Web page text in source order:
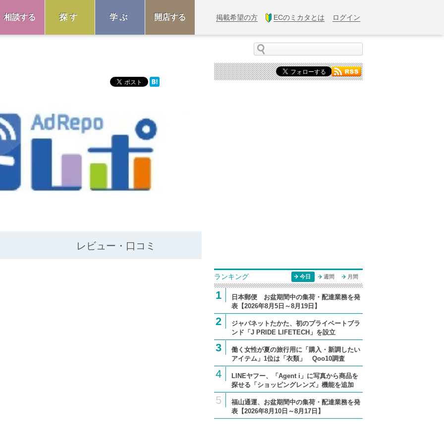
相談する 探す 学ぶ 開店する 掲載希望の方 ECのミカタとは ログイン
レビュー・口コミ
ランキング 今日 週間 月間
1
日本郵便 お盆期間中の集荷・配達業務を発
表【2026年8月5日～8月19日】
2
ジャパネットたかた、初のプライベートブラ
ンド「J PRIDE LIFETECH」を設立
3
働く女性が夏の旅行用に「購入・新調したい
アイテム」1位は「衣類」 Qoo10調査
4
LINEヤフー、「Agent i」に写真から商品を
探せる「ショッピングレンズ」機能を追加
5
福山通運、お盆期間中の集荷・配達業務を発
表【2026年8月10日～8月17日】